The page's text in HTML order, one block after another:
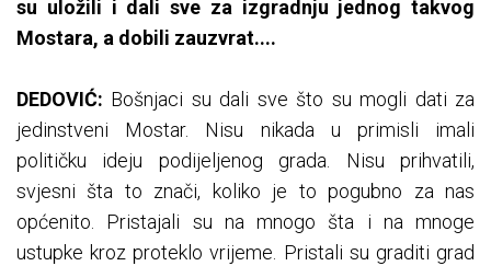
su uložili i dali sve za izgradnju jednog takvog
Mostara, a dobili zauzvrat....
DEDOVIĆ: Bošnjaci su dali sve što su mogli dati za
jedinstveni Mostar. Nisu nikada u primisli imali
političku ideju podijeljenog grada. Nisu prihvatili,
svjesni šta to znači, koliko je to pogubno za nas
općenito. Pristajali su na mnogo šta i na mnoge
ustupke kroz proteklo vrijeme. Pristali su graditi grad